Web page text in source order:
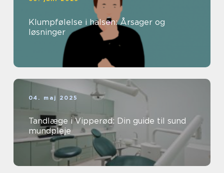
Klumpfølelse i halsen: Årsager og
løsninger
04. maj 2025
Tandlæge i Vipperød: Din guide til sund
mundpleje